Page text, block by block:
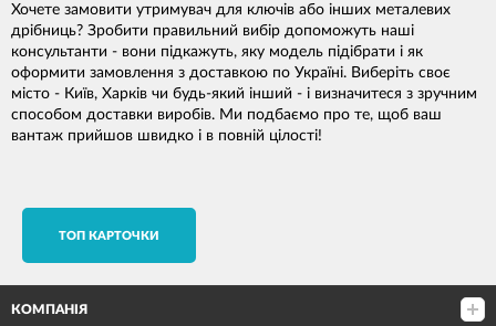
Хочете замовити утримувач для ключів або інших металевих
дрібниць? Зробити правильний вибір допоможуть наші
консультанти - вони підкажуть, яку модель підібрати і як
оформити замовлення з доставкою по Україні. Виберіть своє
місто - Київ, Харків чи будь-який інший - і визначитеся з зручним
способом доставки виробів. Ми подбаємо про те, щоб ваш
вантаж прийшов швидко і в повній цілості!
TОП КАРТОЧКИ
КОМПАНІЯ